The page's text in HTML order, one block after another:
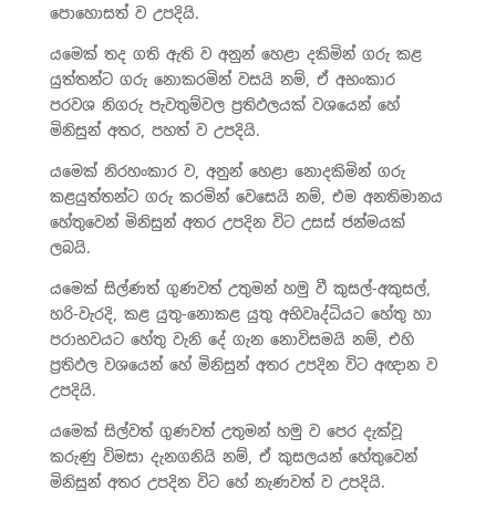
පොහොසත් ව උපදියි.
යමෙක් තද ගති ඇති ව අනුන් හෙළා දකිමින් ගරු කළ
යුත්තන්ට ගරු නොකරමින් වසයි නම්, ඒ අභංකාර
පරවශ නිගරු පැවතුම්වල ප්‍රතිඵලයක් වශයෙන් හේ
මිනිසුන් අතර, පහත් ව උපදියි.
යමෙක් නිරහංකාර ව, අනුන් හෙළා නොදකිමින් ගරු
කළයුත්තන්ට ගරු කරමින් වෙසෙයි නම්, එම අනතිමානය
හේතුවෙන් මිනිසුන් අතර උපදින විට උසස් ජන්මයක්
ලබයි.
යමෙක් සිල්ණත් ගුණවත් උතුමන් හමු වී කුසල්-අකුසල්,
හරි-වැරදි, කළ යුතු-නොකළ යුතු අභිවෘද්ධියට හේතු හා
පරාභවයට හේතු වැනි දේ ගැන නොවිසමයි නම්, එහි
ප්‍රතිඵල වශයෙන් හේ මිනිසුන් අතර උපදින විට අඥාන ව
උපදියි.
යමෙක් සිල්වත් ගුණවත් උතුමන් හමු ව පෙර දැක්වූ
කරුණු විමසා දැනගනියි නම්, ඒ කුසලයන් හේතුවෙන්
මිනිසුන් අතර උපදින විට හේ නැණවත් ව උපදියි.